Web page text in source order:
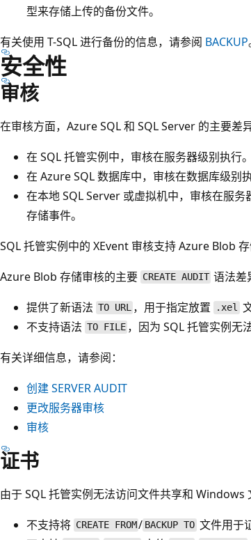
型来存储上传的备份文件。
有关使用 T-SQL 进行备份的信息，请参阅 BACKUP
安全性
审核
在审核方面，Azure SQL 和 SQL Server 的主要差异
在 SQL 托管实例中，审核在服务器级别执行
在 Azure SQL 数据库中，审核在数据库级别
在本地 SQL Server 或虚拟机中，审核在服
存储事件。
SQL 托管实例中的 XEvent 审核支持 Azure Blob
Azure Blob 存储审核的主要 CREATE AUDIT 语法差
提供了新语法 TO URL ，用于指定放置 .xel
不支持语法 TO FILE ，因为 SQL 托管实例无
有关详细信息，请参阅：
创建 SERVER AUDIT
更改服务器审核
审核
证书
由于 SQL 托管实例无法访问文件共享和 Windows
不支持将 CREATE FROM / BACKUP TO 文件用于